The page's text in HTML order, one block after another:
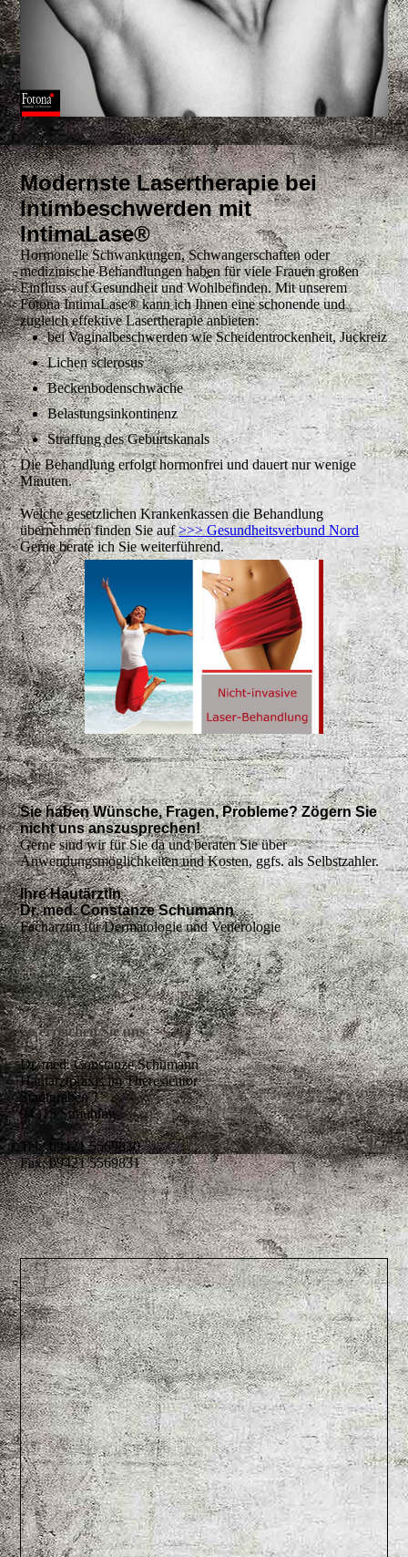
Modernste Lasertherapie bei
Intimbeschwerden mit
IntimaLase®
Hormonelle Schwankungen, Schwangerschaften oder
medizinische Behandlungen haben für viele Frauen großen
Einfluss auf Gesundheit und Wohlbefinden. Mit unserem
Fotona IntimaLase® kann ich Ihnen eine schonende und
zugleich effektive Lasertherapie anbieten:
bei Vaginalbeschwerden wie Scheidentrockenheit, Juckreiz
Lichen sclerosus
Beckenbodenschwäche
Belastungsinkontinenz
Straffung des Geburtskanals
Die Behandlung erfolgt hormonfrei und dauert nur wenige
Minuten.
Welche gesetzlichen Krankenkassen die Behandlung
übernehmen finden Sie auf>>> Gesundheitsverbund Nord
Gerne berate ich Sie weiterführend.
Sie haben Wünsche, Fragen, Probleme? Zögern Sie
nicht uns anszusprechen!
Gerne sind wir für Sie da und beraten Sie über
Anwendungsmöglichkeiten und Kosten, ggfs. als Selbstzahler.
Ihre Hautärztin
Dr. med. Constanze Schumann
Fachärztin für Dermatologie und Venerologie
So erreichen Sie uns
Dr. med. Constanze Schumann
Hautarztpraxis im Theresientor
Stadtgraben 1
94315 Straubing
Tel.: 09421 5569830
Fax: 09421 5569831